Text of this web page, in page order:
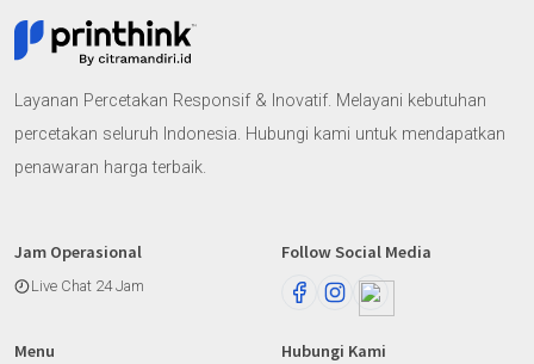
Layanan Percetakan Responsif & Inovatif. Melayani kebutuhan
percetakan seluruh Indonesia. Hubungi kami untuk mendapatkan
penawaran harga terbaik.
Jam Operasional
Live Chat 24 Jam
Follow Social Media
Menu Hubungi Kami